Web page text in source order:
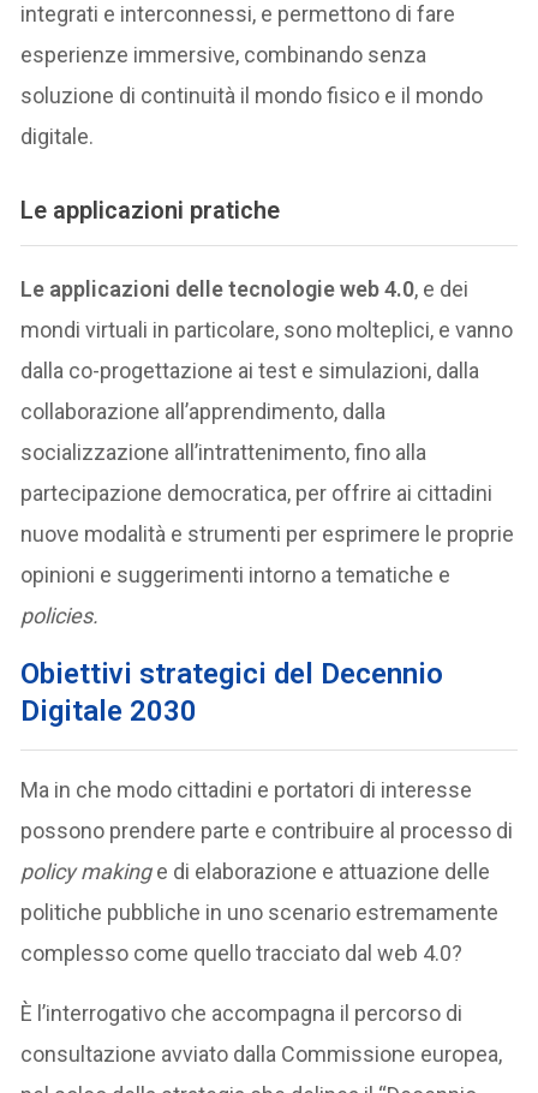
integrati e interconnessi, e permettono di fare
esperienze immersive, combinando senza
soluzione di continuità il mondo fisico e il mondo
digitale.
Le applicazioni pratiche
Le applicazioni delle tecnologie web 4.0, e dei
mondi virtuali in particolare, sono molteplici, e vanno
dalla co-progettazione ai test e simulazioni, dalla
collaborazione all’apprendimento, dalla
socializzazione all’intrattenimento, fino alla
partecipazione democratica, per offrire ai cittadini
nuove modalità e strumenti per esprimere le proprie
opinioni e suggerimenti intorno a tematiche e
policies.
Obiettivi strategici del Decennio
Digitale 2030
Ma in che modo cittadini e portatori di interesse
possono prendere parte e contribuire al processo di
policy makinge di elaborazione e attuazione delle
politiche pubbliche in uno scenario estremamente
complesso come quello tracciato dal web 4.0?
È l’interrogativo che accompagna il percorso di
consultazione avviato dalla Commissione europea,